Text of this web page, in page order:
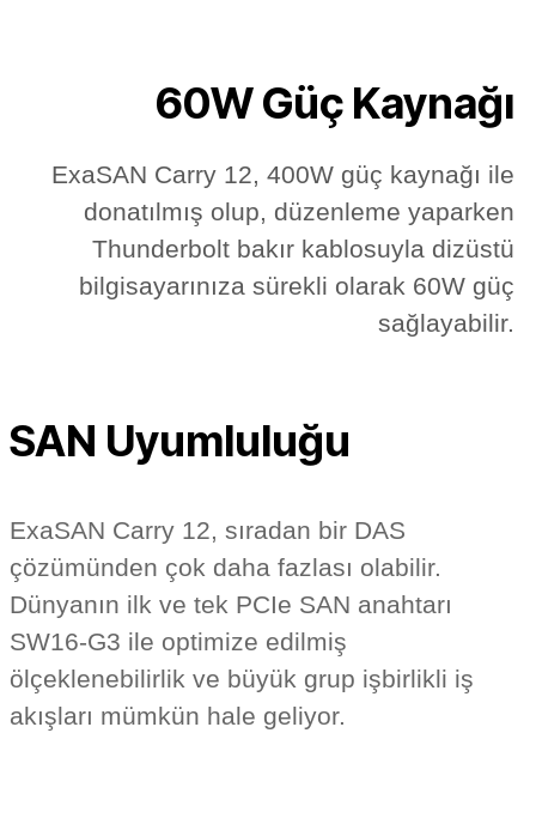
60W Güç Kaynağı
ExaSAN Carry 12, 400W güç kaynağı ile
donatılmış olup, düzenleme yaparken
Thunderbolt bakır kablosuyla dizüstü
bilgisayarınıza sürekli olarak 60W güç
sağlayabilir.
SAN Uyumluluğu
ExaSAN Carry 12, sıradan bir DAS
çözümünden çok daha fazlası olabilir.
Dünyanın ilk ve tek PCIe SAN anahtarı
SW16-G3 ile optimize edilmiş
ölçeklenebilirlik ve büyük grup işbirlikli iş
akışları mümkün hale geliyor.